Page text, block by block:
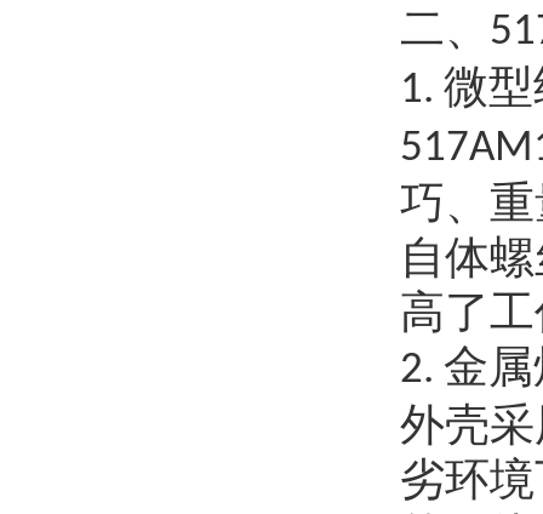
二、
1. 微
巧、
自体
高了
2. 金
外壳
劣环